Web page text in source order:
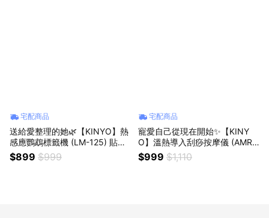
宅配商品
送給愛整理的她🌿【KINYO】熱
感應鸚鵡標籤機 (LM-125) 貼紙
機 打印機 藍芽連線 生日禮物 交
換禮物 送禮
$899 $999
宅配商品
寵愛自己從現在開始✨【KINY
O】溫熱導入刮痧按摩儀 (AMR-
207) 恆溫熱敷 深層按摩 交換禮
物 生日禮物 送禮
$999 $1,110